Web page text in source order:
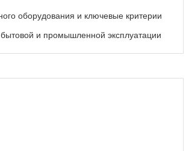
оборудования и ключевые критерии
и промышленной эксплуатации